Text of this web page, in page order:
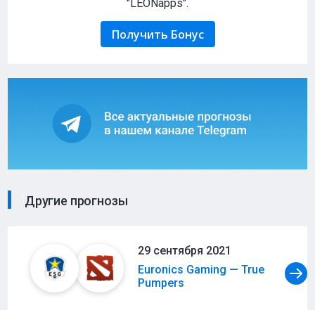
"LEONapps".
Получить Бонус
Другие прогнозы
29 сентября 2021
Euronics Gaming — True
Pumpers